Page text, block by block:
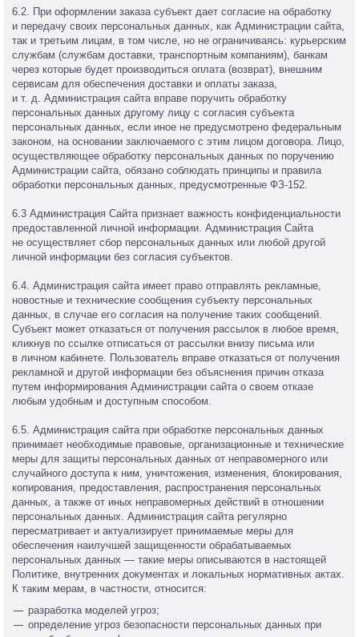
6.2. При оформлении заказа субъект дает согласие на обработку
и передачу своих персональных данных, как Администрации сайта,
так и третьим лицам, в том числе, но не ограничиваясь: курьерским
службам (службам доставки, транспортным компаниям), банкам
через которые будет производиться оплата (возврат), внешним
сервисам для обеспечения доставки и оплаты заказа,
и т. д. Администрация сайта вправе поручить обработку
персональных данных другому лицу с согласия субъекта
персональных данных, если иное не предусмотрено федеральным
законом, на основании заключаемого с этим лицом договора. Лицо,
осуществляющее обработку персональных данных по поручению
Администрации сайта, обязано соблюдать принципы и правила
обработки персональных данных, предусмотренные ФЗ-152.
6.3 Администрация Сайта признает важность конфиденциальности
предоставленной личной информации. Администрация Сайта
не осуществляет сбор персональных данных или любой другой
личной информации без согласия субъектов.
6.4. Администрация сайта имеет право отправлять рекламные,
новостные и технические сообщения субъекту персональных
данных, в случае его согласия на получение таких сообщений.
Субъект может отказаться от получения рассылок в любое время,
кликнув по ссылке отписаться от рассылки внизу письма или
в личном кабинете. Пользователь вправе отказаться от получения
рекламной и другой информации без объяснения причин отказа
путем информирования Администрации сайта о своем отказе
любым удобным и доступным способом.
6.5. Администрация сайта при обработке персональных данных
принимает необходимые правовые, организационные и технические
меры для защиты персональных данных от неправомерного или
случайного доступа к ним, уничтожения, изменения, блокирования,
копирования, предоставления, распространения персональных
данных, а также от иных неправомерных действий в отношении
персональных данных. Администрация сайта регулярно
пересматривает и актуализирует принимаемые меры для
обеспечения наилучшей защищенности обрабатываемых
персональных данных — такие меры описываются в настоящей
Политике, внутренних документах и локальных нормативных актах.
К таким мерам, в частности, относится:
разработка моделей угроз;
определение угроз безопасности персональных данных при